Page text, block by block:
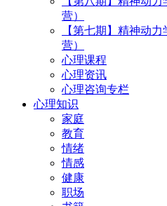
营）
【第七期】精神动
营）
心理课程
心理资讯
心理咨询专栏
心理知识
家庭
教育
情绪
情感
健康
职场